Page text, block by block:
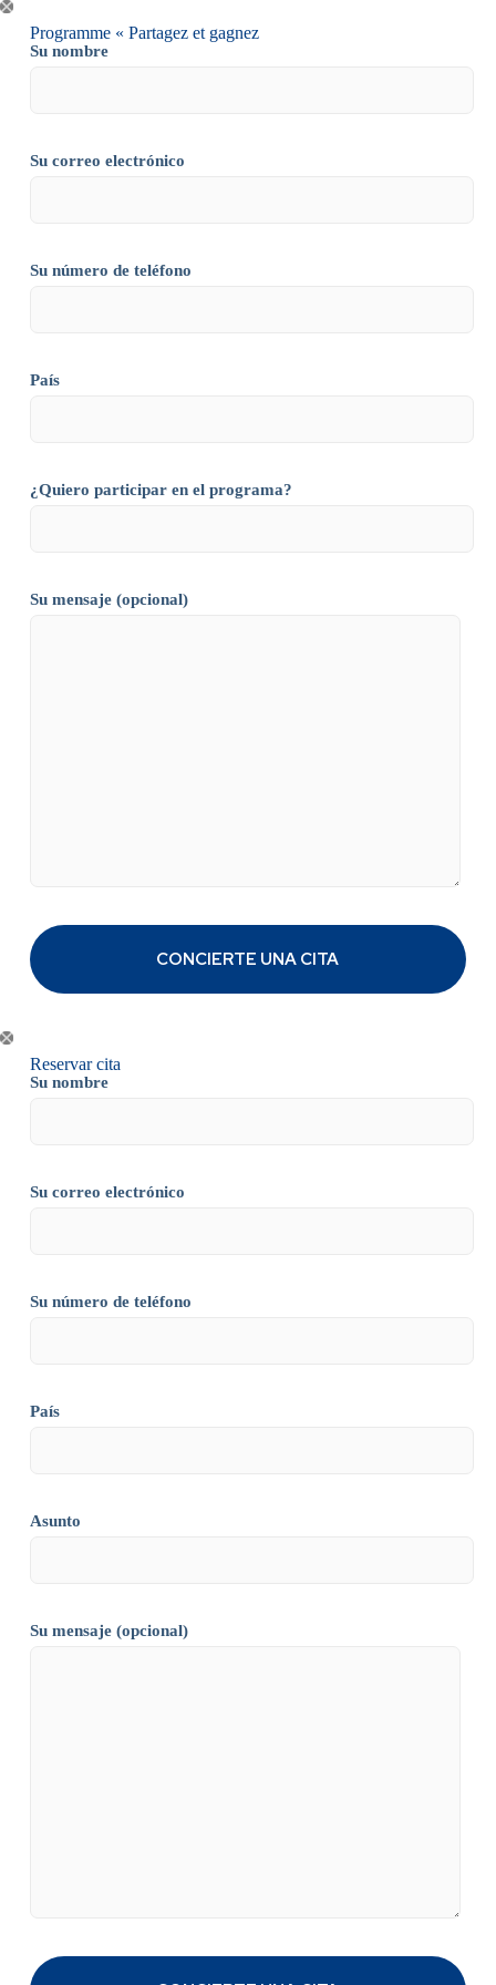
Programme « Partagez et gagnez
Su nombre
Su correo electrónico
Su número de teléfono
País
¿Quiero participar en el programa?
Su mensaje (opcional)
Reservar cita
Su nombre
Su correo electrónico
Su número de teléfono
País
Asunto
Su mensaje (opcional)